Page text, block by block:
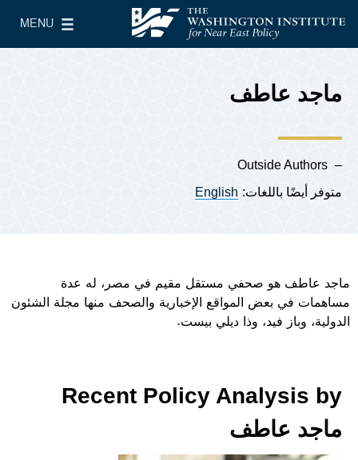
معهد واشنطن لسياسات الشرق الأدنى
MENU
Main Menu
ماجد عاطف
Outside Authors
متوفر أيضًا باللغات: English
ماجد عاطف هو صحفي مستقل مقيم في مصر، له عدة
مساهمات في بعض المواقع الإخبارية والصحف منها مجلة الشئون
الدولية، وباز فيد، وذا ديلي بيست.
Recent Policy Analysis by
ماجد عاطف